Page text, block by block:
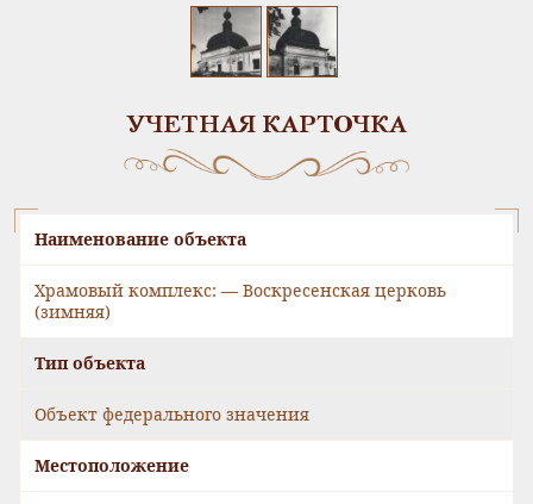
УЧЕТНАЯ КАРТОЧКА
Наименование объекта
Храмовый комплекс: — Воскресенская церковь
(зимняя)
Тип объекта
Объект федерального значения
Местоположение